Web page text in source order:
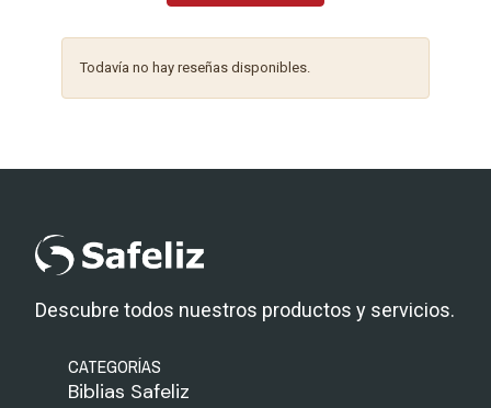
Todavía no hay reseñas disponibles.
Descubre todos nuestros productos y servicios.
CATEGORÍAS
Biblias Safeliz